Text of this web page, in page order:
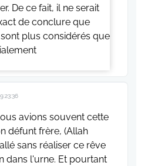
De ce fait, il ne serait
de conclure que
plus considérés que
avions souvent cette
défunt frère, (Allah
sans réaliser ce rêve
dans l'urne. Et pourtant